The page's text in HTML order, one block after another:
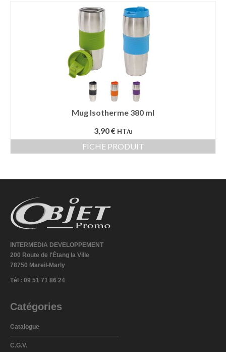
Mug Isotherme 380 ml
3,90 € HT/u
FICHE PRODUIT
INTERMEDIA DEVELOPPEMENT
200 Route de l'Étang la Ville
78750 Mareil-Marly
Tél : 09 51 71 86 24
Catégories
Catalogue
C.G.V.